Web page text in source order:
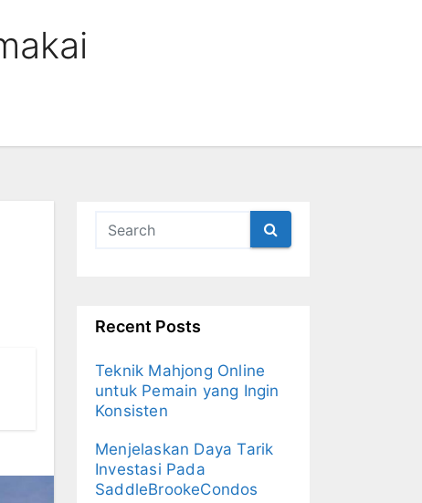
Recent Posts
Teknik Mahjong Online
untuk Pemain yang Ingin
Konsisten
Menjelaskan Daya Tarik
Investasi Pada
SaddleBrookeCondos